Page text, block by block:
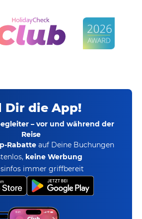
Dir die App!
– vor und während der
Reise
Rabatte auf Deine Buchungen
keine Werbung
immer griffbereit